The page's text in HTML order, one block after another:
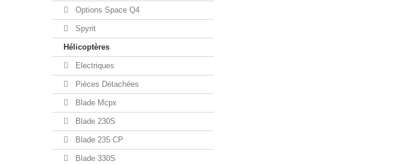
Options Space Q4
Spyrit
Hélicoptères
Electriques
Pièces Détachées
Blade Mcpx
Blade 230S
Blade 235 CP
Blade 330S